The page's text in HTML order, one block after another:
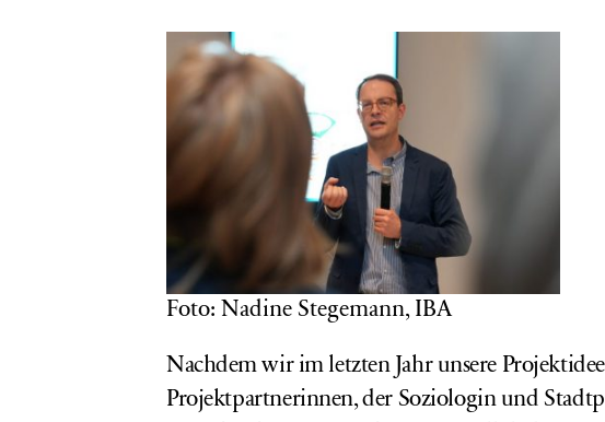
Foto: Nadine Stegemann, IBA
Nachdem wir im letzten Jahr unsere Projektidee
Projektpartnerinnen, der Soziologin und